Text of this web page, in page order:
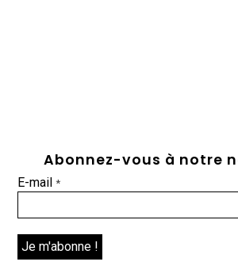
Abonnez-vous à notre
E-mail*